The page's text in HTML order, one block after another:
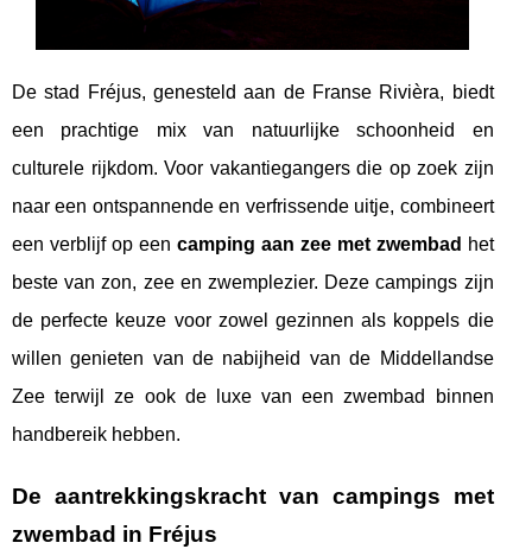
De stad Fréjus, genesteld aan de Franse Rivièra, biedt
een prachtige mix van natuurlijke schoonheid en
culturele rijkdom. Voor vakantiegangers die op zoek zijn
naar een ontspannende en verfrissende uitje, combineert
een verblijf op een camping aan zee met zwembad het
beste van zon, zee en zwemplezier. Deze campings zijn
de perfecte keuze voor zowel gezinnen als koppels die
willen genieten van de nabijheid van de Middellandse
Zee terwijl ze ook de luxe van een zwembad binnen
handbereik hebben.
De aantrekkingskracht van campings met
zwembad in Fréjus